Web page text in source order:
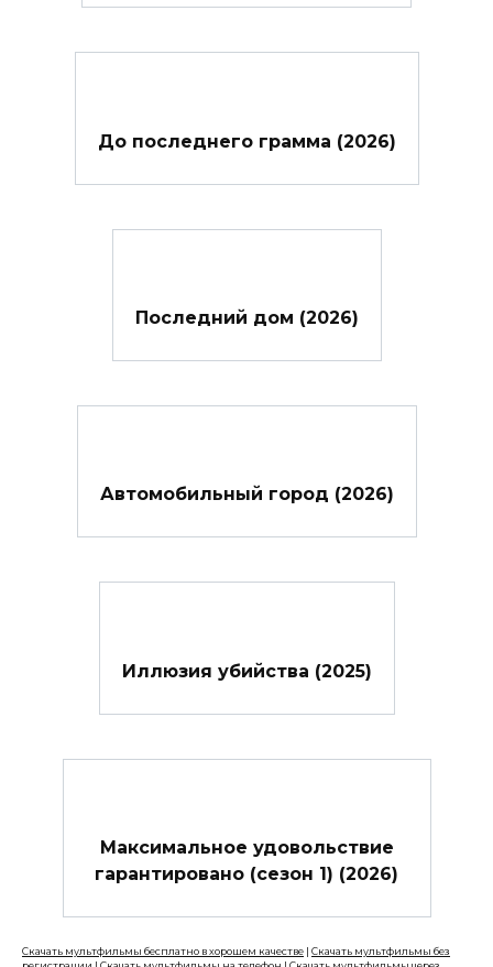
До последнего грамма (2026)
Последний дом (2026)
Автомобильный город (2026)
Иллюзия убийства (2025)
Максимальное удовольствие
гарантировано (сезон 1) (2026)
Скачать мультфильмы бесплатно в хорошем качестве | Скачать мультфильмы без